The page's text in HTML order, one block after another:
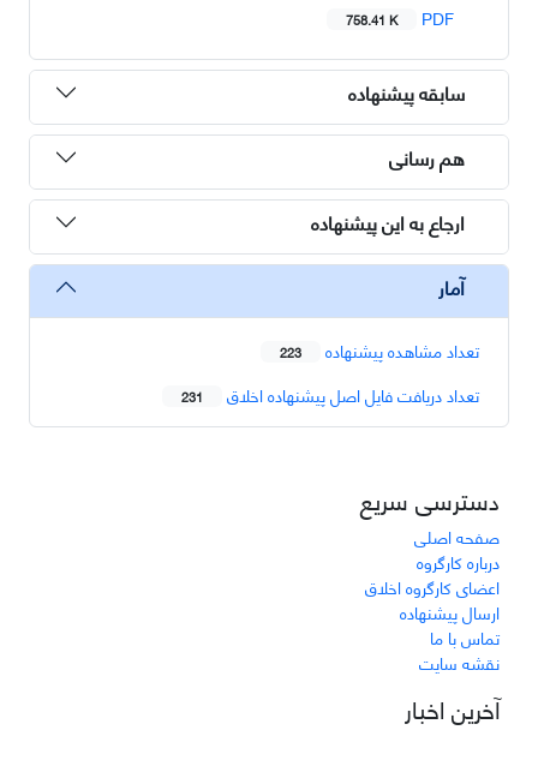
PDF
758.41 K
سابقه پیشنهاده
هم رسانی
ارجاع به این پیشنهاده
آمار
تعداد مشاهده پیشنهاده 223
تعداد دریافت فایل اصل پیشنهاده اخلاق 231
دسترسی سریع
صفحه اصلی
درباره کارگروه
اعضای کارگروه اخلاق
ارسال پیشنهاده
تماس با ما
نقشه سایت
آخرین اخبار